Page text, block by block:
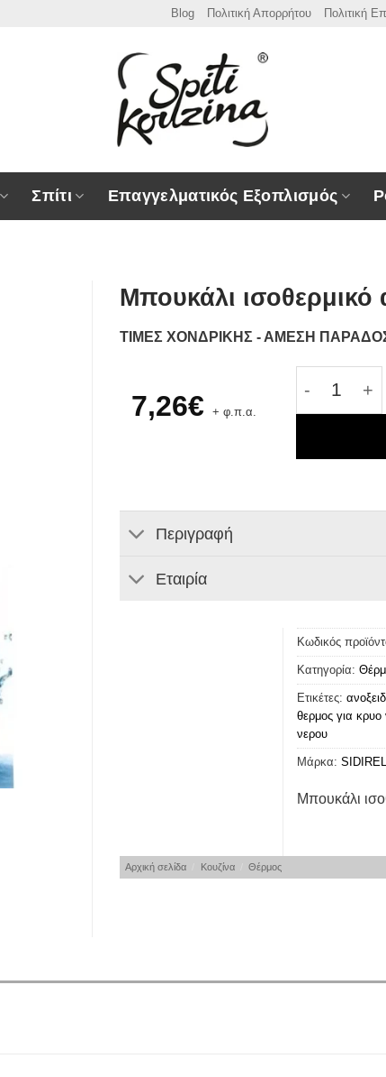
Blog Πολιτική Απορρήτου Πολιτική
Σπίτι Επαγγελματικός Εξοπλισμός
Μπουκάλι ισοθερμικό
ΤΙΜΕΣ ΧΟΝΔΡΙΚΗΣ - ΑΜΕΣΗ
7,26€ + φ.π.α.
Μπουκάλι
Περιγραφή
Εταιρία
Κωδικός
Κατηγορία:
Ετικέτες:
θερμος για κρυο
νερου
Μάρκα:
Μπουκάλι
Αρχική σελίδα Κουζίνα Θέρμος